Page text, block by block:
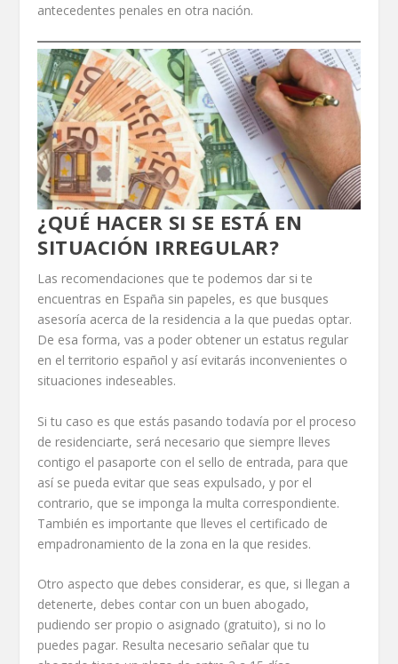
antecedentes penales en otra nación.
¿QUÉ HACER SI SE ESTÁ EN
SITUACIÓN IRREGULAR?
Las recomendaciones que te podemos dar si te
encuentras en España sin papeles, es que busques
asesoría acerca de la residencia a la que puedas optar.
De esa forma, vas a poder obtener un estatus regular
en el territorio español y así evitarás inconvenientes o
situaciones indeseables.
Si tu caso es que estás pasando todavía por el proceso
de residenciarte, será necesario que siempre lleves
contigo el pasaporte con el sello de entrada, para que
así se pueda evitar que seas expulsado, y por el
contrario, que se imponga la multa correspondiente.
También es importante que lleves el certificado de
empadronamiento de la zona en la que resides.
Otro aspecto que debes considerar, es que, si llegan a
detenerte, debes contar con un buen abogado,
pudiendo ser propio o asignado (gratuito), si no lo
puedes pagar. Resulta necesario señalar que tu